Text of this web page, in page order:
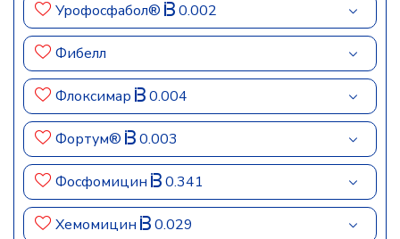
Урофосфабол® 0.002
Фибелл
Флоксимар 0.004
Фортум® 0.003
Фосфомицин 0.341
Хемомицин 0.029